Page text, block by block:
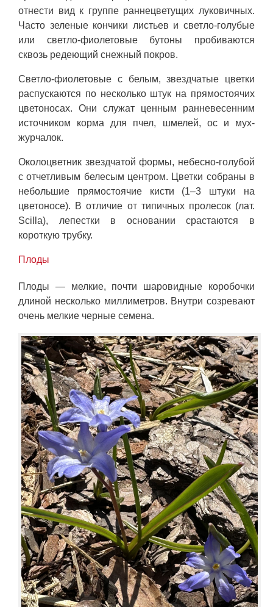
отнести вид к группе раннецветущих луковичных.
Часто зеленые кончики листьев и светло-голубые
или светло-фиолетовые бутоны пробиваются
сквозь редеющий снежный покров.
Светло-фиолетовые с белым, звездчатые цветки
распускаются по несколько штук на прямостоячих
цветоносах. Они служат ценным ранневесенним
источником корма для пчел, шмелей, ос и мух-
журчалок.
Околоцветник звездчатой формы, небесно-голубой
с отчетливым белесым центром. Цветки собраны в
небольшие прямостоячие кисти (1–3 штуки на
цветоносе). В отличие от типичных пролесок (лат.
Scilla), лепестки в основании срастаются в
короткую трубку.
Плоды
Плоды — мелкие, почти шаровидные коробочки
длиной несколько миллиметров. Внутри созревают
очень мелкие черные семена.